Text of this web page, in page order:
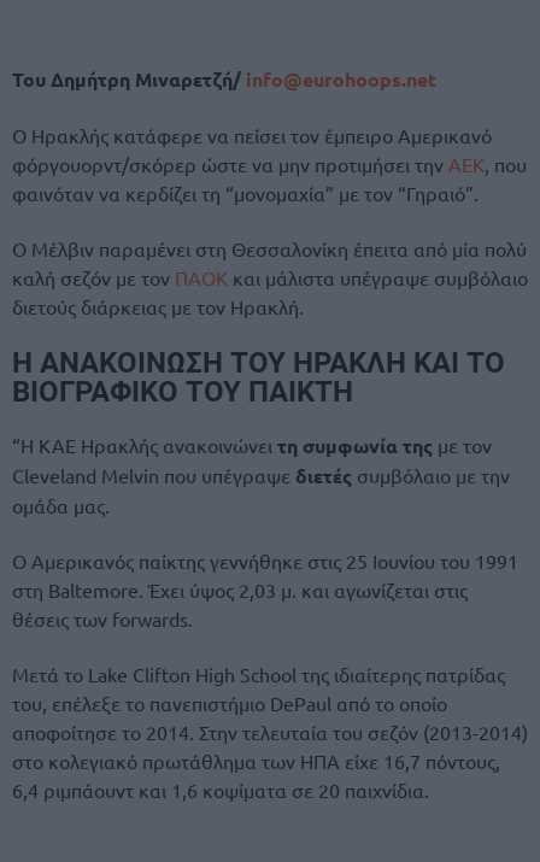
Του Δημήτρη Μιναρετζή/ info@eurohoops.net
Ο Ηρακλής κατάφερε να πείσει τον έμπειρο Αμερικανό
φόργουορντ/σκόρερ ώστε να μην προτιμήσει την ΑΕΚ, που
φαινόταν να κερδίζει τη “μονομαχία” με τον “Γηραιό”.
Ο Μέλβιν παραμένει στη Θεσσαλονίκη έπειτα από μία πολύ
καλή σεζόν με τον ΠΑΟΚ και μάλιστα υπέγραψε συμβόλαιο
διετούς διάρκειας με τον Ηρακλή.
Η ΑΝΑΚΟΙΝΩΣΗ ΤΟΥ ΗΡΑΚΛΗ ΚΑΙ ΤΟ
ΒΙΟΓΡΑΦΙΚΟ ΤΟΥ ΠΑΙΚΤΗ
“Η ΚΑΕ Ηρακλής ανακοινώνει τη συμφωνία της με τον
Cleveland Melvin που υπέγραψε διετές συμβόλαιο με την
ομάδα μας.
Ο Αμερικανός παίκτης γεννήθηκε στις 25 Ιουνίου του 1991
στη Baltemore. Έχει ύψος 2,03 μ. και αγωνίζεται στις
θέσεις των forwards.
Μετά το Lake Clifton High School της ιδιαίτερης πατρίδας
του, επέλεξε το πανεπιστήμιο DePaul από το οποίο
αποφοίτησε το 2014. Στην τελευταία του σεζόν (2013-2014)
στο κολεγιακό πρωτάθλημα των ΗΠΑ είχε 16,7 πόντους,
6,4 ριμπάουντ και 1,6 κοψίματα σε 20 παιχνίδια.